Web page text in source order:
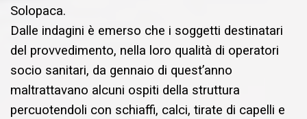
Solopaca.
Dalle indagini è emerso che i soggetti destinatari
del provvedimento, nella loro qualità di operatori
socio sanitari, da gennaio di quest’anno
maltrattavano alcuni ospiti della struttura
percuotendoli con schiaffi, calci, tirate di capelli e